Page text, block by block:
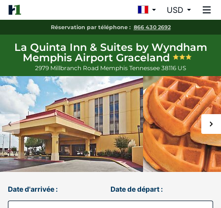
USD
Réservation par téléphone : 866 430 2692
La Quinta Inn & Suites by Wyndham
Memphis Airport Graceland
2979 Millbranch Road Memphis Tennessee 38116 US
Date d'arrivée : Date de départ :